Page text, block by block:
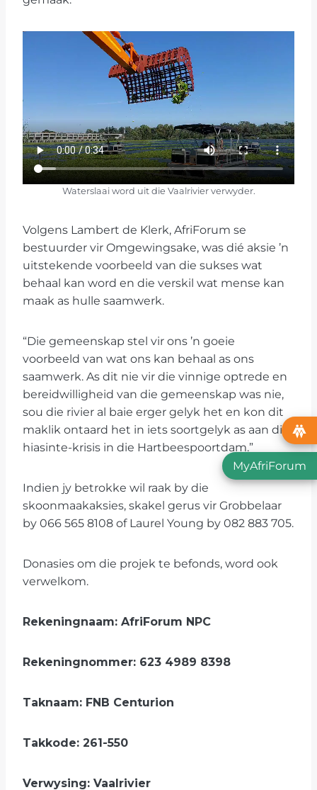
Waterslaai word uit die Vaalrivier verwyder.
Volgens Lambert de Klerk, AfriForum se
bestuurder vir Omgewingsake, was dié aksie ’n
uitstekende voorbeeld van die sukses wat
behaal kan word en die verskil wat mense kan
maak as hulle saamwerk.
“Die gemeenskap stel vir ons ’n goeie
voorbeeld van wat ons kan behaal as ons
saamwerk. As dit nie vir die vinnige optrede en
bereidwilligheid van die gemeenskap was nie,
sou die rivier al baie erger gelyk het en kon dit
maklik ontaard het in iets soortgelyk as aan die
hiasinte-krisis in die Hartbeespoortdam.”
Indien jy betrokke wil raak by die
skoonmaakaksies, skakel gerus vir Grobbelaar
by 066 565 8108 of Laurel Young by 082 883 705.
Donasies om die projek te befonds, word ook
verwelkom.
Rekeningnaam: AfriForum NPC
Rekeningnommer: 623 4989 8398
Taknaam: FNB Centurion
Takkode: 261-550
Verwysing: Vaalrivier
MyAfriForum